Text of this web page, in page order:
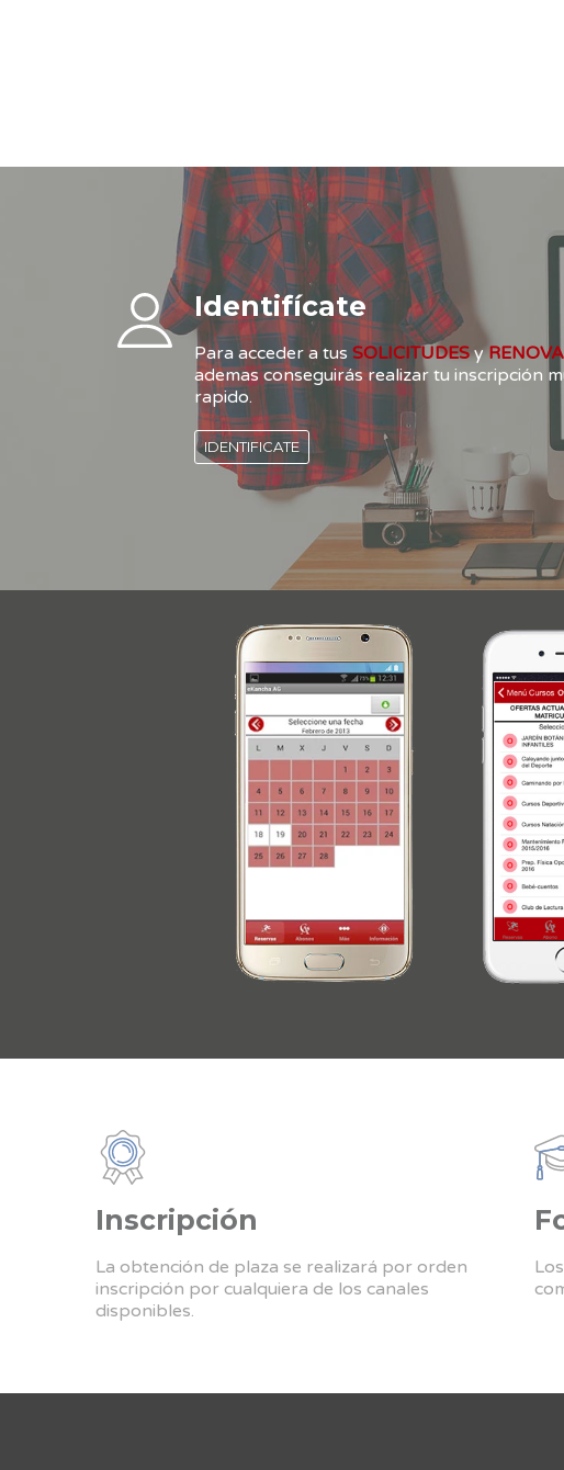
Identifícate
Para acceder a tus SOLICITUDESy
ademas conseguirás realizar tu inscripción
rapido.
IDENTIFICATE
Inscripción
La obtención de plaza se realizará por orden
inscripción por cualquiera de los canales
disponibles.